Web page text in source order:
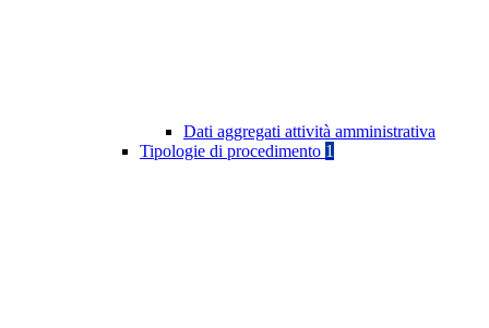
Dati aggregati attività amministrativa
Tipologie di procedimento 1